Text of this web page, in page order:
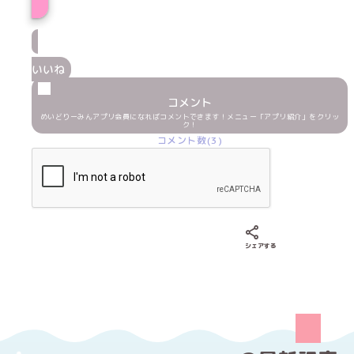
いいね
コメント
めいどりーみんアプリ会員になればコメントできます！メニュー「アプリ紹介」をクリッ
ク！
コメント数(3)
シェアする